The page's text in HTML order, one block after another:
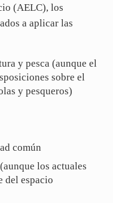
(AELC), los
a aplicar las
y pesca (aunque el
sobre el
y pesqueros)
común
los actuales
del espacio